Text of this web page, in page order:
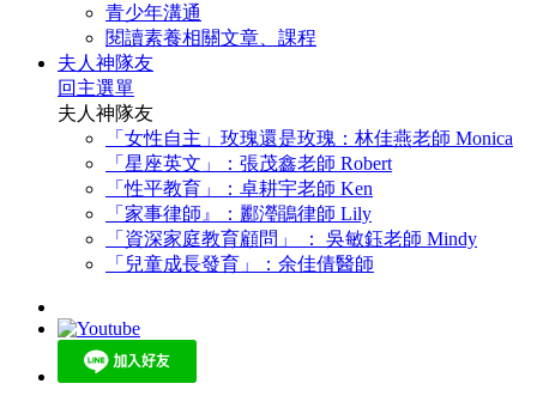
青少年溝通
閱讀素養相關文章、課程
夫人神隊友
回主選單
夫人神隊友
「女性自主」玫瑰還是玫瑰：林佳燕老師 Monica
「星座英文」：張茂鑫老師 Robert
「性平教育」：卓耕宇老師 Ken
「家事律師』：酈瀅鵑律師 Lily
「資深家庭教育顧問」 ： 吳敏鈺老師 Mindy
「兒童成長發育」：余佳倩醫師